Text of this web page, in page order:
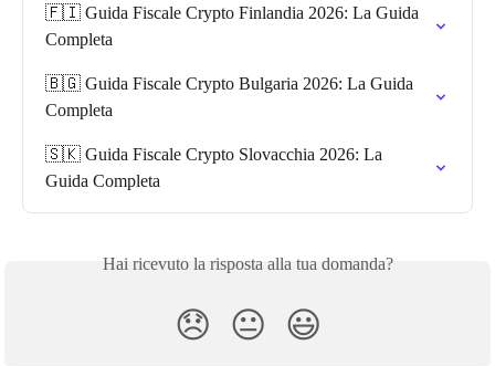
🇫🇮 Guida Fiscale Crypto Finlandia 2026: La Guida
Completa
🇧🇬 Guida Fiscale Crypto Bulgaria 2026: La Guida
Completa
🇸🇰 Guida Fiscale Crypto Slovacchia 2026: La
Guida Completa
Hai ricevuto la risposta alla tua domanda?
😞 😐 😃